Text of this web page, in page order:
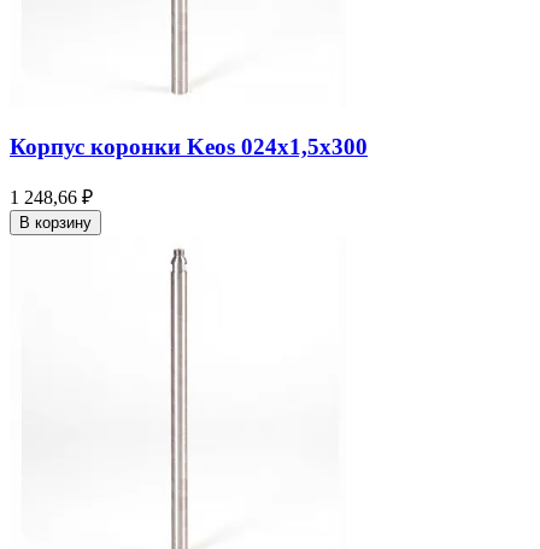
Корпус коронки Keos 024x1,5x300
1 248,66 ₽
В корзину